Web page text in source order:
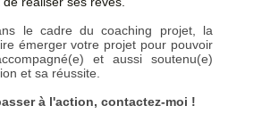
le cadre du coaching projet, la
émerger votre projet pour pouvoir
et aussi soutenu(e)
et sa réussite.
à l'action, contactez-moi !